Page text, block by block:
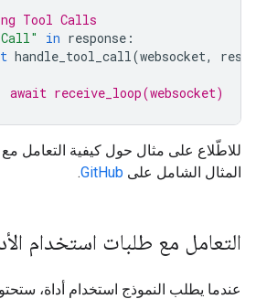
Tool Calls
in response :
handle_tool_call(websocket,
await receive_loop(websocket)
للاطّلاع على مثال حول كيفية التعامل
المثال الشامل على GitHub
.
التعامل مع طلبات استخدام
عندما يطلب النموذج استخدام أداة،